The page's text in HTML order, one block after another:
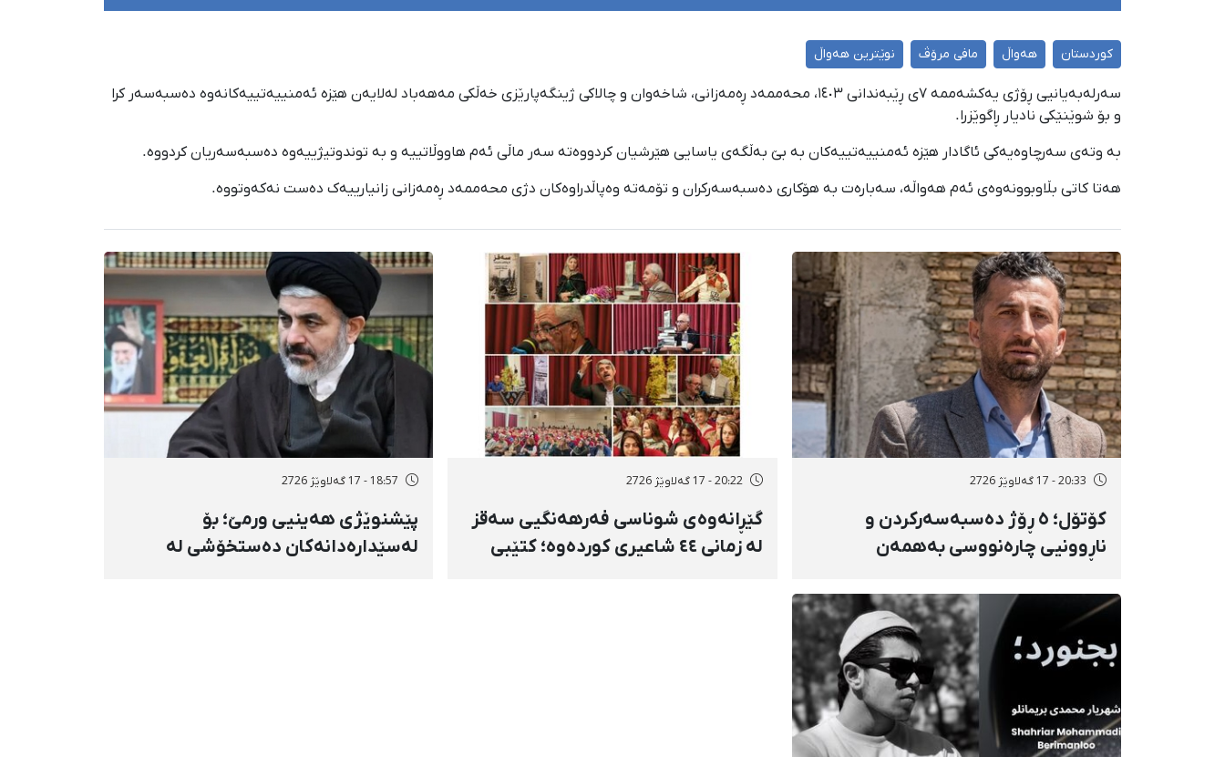
کوردستان هەواڵ مافی مرۆڤ نوێترین هەواڵ
سەرلەبەیانیی ڕۆژی یەکشەممە ٧ی ڕێبەندانی ١٤٠٣، محەممەد ڕەمەزانی، شاخەوان و چالاکی ژینگەپارێزی خەڵکی مەهەباد لەلایەن هێزە ئەمنییەتییەکانەوە دەسبەسەر کرا
و بۆ شوێنێکی نادیار ڕاگوێزرا.
بە وتەی سەرچاوەیەکی ئاگادار هێزە ئەمنییەتییەکان بە بێ بەڵگەی یاسایی هێرشیان کردووەتە سەر ماڵی ئەم هاووڵاتییە و بە توندوتیژییەوە دەسبەسەریان کردووە.
هەتا کاتی بڵاوبوونەوەی ئەم هەواڵە، سەبارەت بە هۆکاری دەسبەسەرکران و تۆمەتە وەپاڵدراوەکان دژی محەممەد ڕەمەزانی زانیارییەک دەست نەکەوتووە.
20:33 - 17 گەلاوێژ 2726
کۆتۆل؛ ٥ ڕۆژ دەسبەسەرکردن و
ناڕوونیی چارەنووسی بەهمەن
بەهۆی بڵاوکردنەوەی ستۆرییەک لە
دژی لەسێدارەدان
20:22 - 17 گەلاوێژ 2726
گێڕانەوەی شوناسی فەرهەنگیی سەقز
لە زمانی ٤٤ شاعیری کوردەوە؛ کتێبی
18:57 - 17 گەلاوێژ 2726
پێشنوێژی هەینیی ورمێ؛ بۆ
لەسێدارەدانەکان دەستخۆشی لە